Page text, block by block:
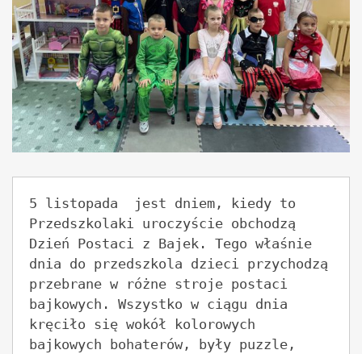
5 listopada  jest dniem, kiedy to
Przedszkolaki uroczyście obchodzą
Dzień Postaci z Bajek. Tego właśnie
dnia do przedszkola dzieci przychodzą
przebrane w różne stroje postaci
bajkowych. Wszystko w ciągu dnia
kręciło się wokół kolorowych
bajkowych bohaterów, były puzzle,